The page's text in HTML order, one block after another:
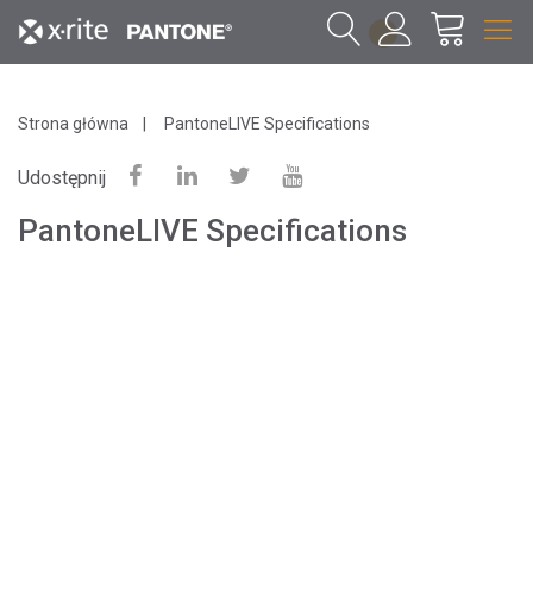
1
Strona główna PantoneLIVE Specifications
Udostępnij
PantoneLIVE Specifications